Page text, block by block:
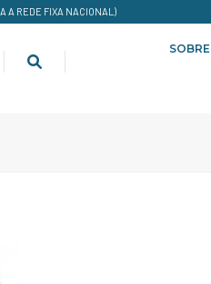
A REDE FIXA NACIONAL)
SOBRE